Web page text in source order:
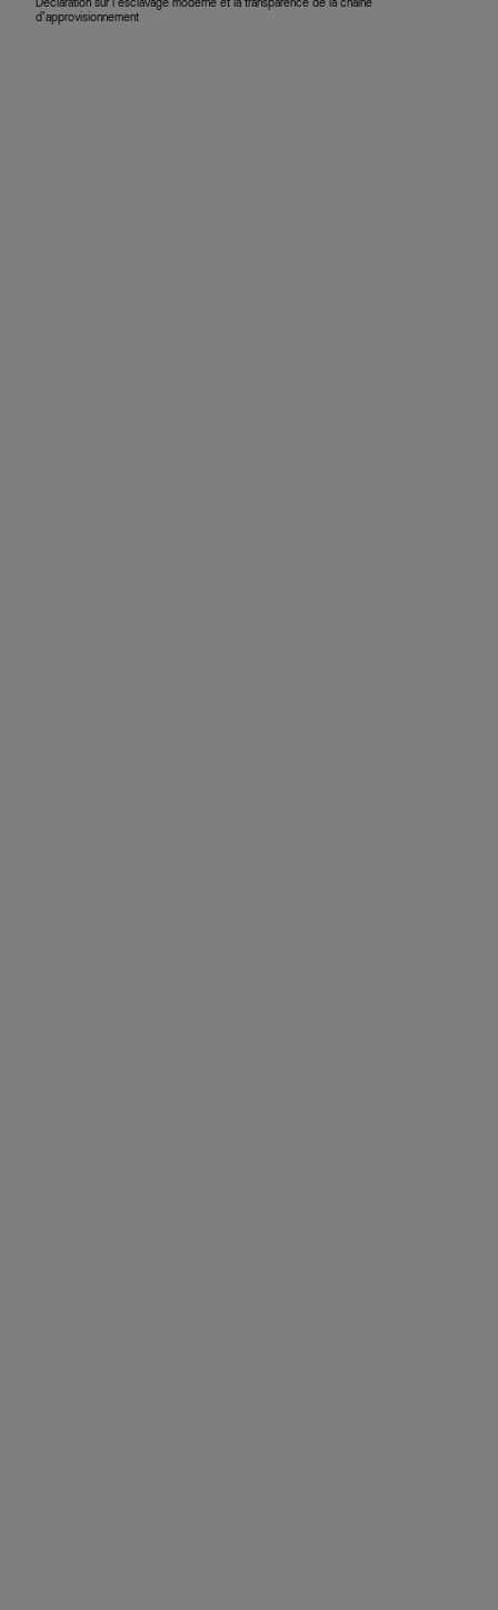
Déclaration sur l’esclavage moderne et la transparence de la chaîne
d’approvisionnement